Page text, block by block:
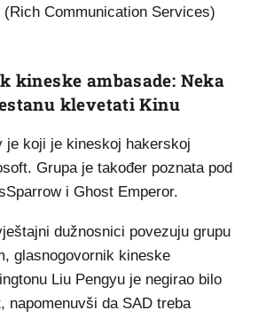
Communication Services)
kineske ambasade: Neka
klevetati Kinu
je koji je kineskoj hakerskoj
Grupa je također poznata pod
i Ghost Emperor.
dužnosnici povezuju grupu
glasnogovornik kineske
Liu Pengyu je negirao bilo
napomenuvši da SAD treba